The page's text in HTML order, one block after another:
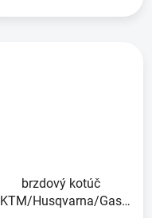
brzdový kotúč
KTM/Husqvarna/Gas